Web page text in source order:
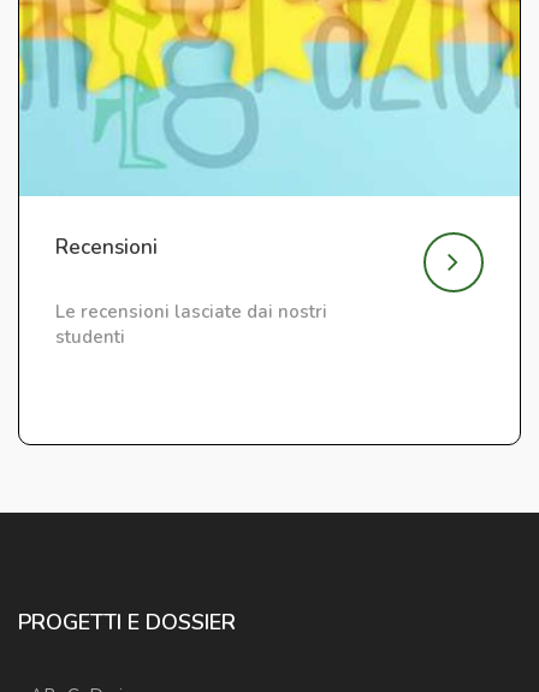
Recensioni
Le recensioni lasciate dai nostri
studenti
PROGETTI E DOSSIER